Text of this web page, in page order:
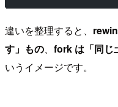
違いを整理すると、
す」もの、 fork は「同じ
いうイメージです。